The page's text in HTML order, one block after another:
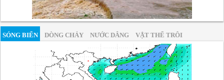
SÓNG BIỂN DÒNG CHẢY NƯỚC DÂNG VẬT THỂ TRÔI